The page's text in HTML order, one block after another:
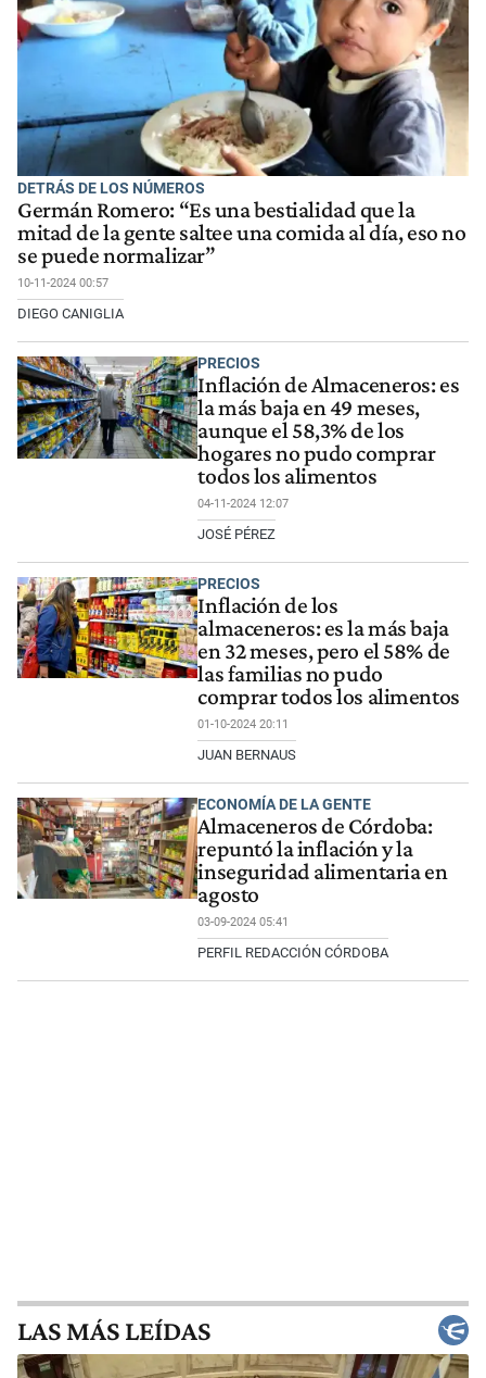
DETRÁS DE LOS NÚMEROS
Germán Romero: “Es una bestialidad que la
mitad de la gente saltee una comida al día, eso no
se puede normalizar”
10-11-2024 00:57
DIEGO CANIGLIA
PRECIOS
Inflación de Almaceneros: es
la más baja en 49 meses,
aunque el 58,3% de los
hogares no pudo comprar
todos los alimentos
04-11-2024 12:07
JOSÉ PÉREZ
PRECIOS
Inflación de los
almaceneros: es la más baja
en 32 meses, pero el 58% de
las familias no pudo
comprar todos los alimentos
01-10-2024 20:11
JUAN BERNAUS
ECONOMÍA DE LA GENTE
Almaceneros de Córdoba:
repuntó la inflación y la
inseguridad alimentaria en
agosto
03-09-2024 05:41
PERFIL REDACCIÓN CÓRDOBA
LAS MÁS LEÍDAS